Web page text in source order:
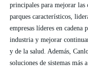
principales para mejorar las
parques característicos,
empresas líderes en
industria y mejorar
y de la salud. Además,
soluciones de sistemas